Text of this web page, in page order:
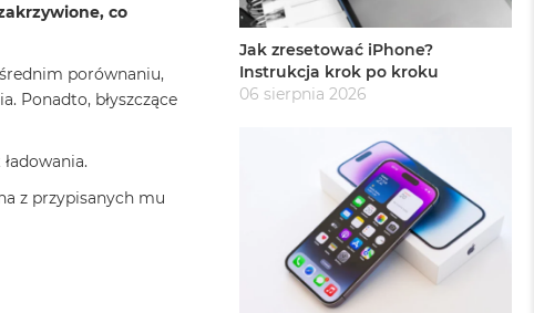
co
porównaniu,
Ponadto, błyszczące
z przypisanych mu
Jak zresetować iPhone?
Instrukcja krok po kroku
06 sierpnia 2026